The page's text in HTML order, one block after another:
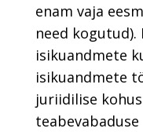
enam vaja
need kogutud).
isikuandmete
isikuandmete
juriidilise